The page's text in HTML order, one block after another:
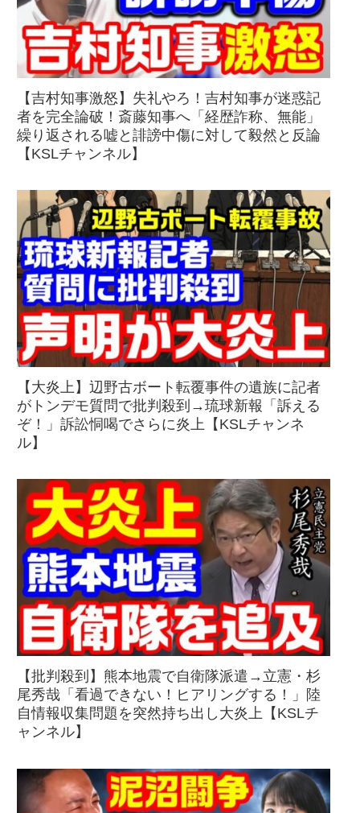
【吉村知事激怒】失礼やろ！吉村知事が迷惑記
者を完全論破！斎藤知事へ「経歴詐称、無能」
繰り返される嘘と誹謗中傷に対して毅然と反論
【KSLチャンネル】
【大炎上】辺野古ボート転覆事件の遺族に記者
がトンデモ質問で批判殺到→琉球新報「訴える
ぞ！」訴訟恫喝でさらに炎上【KSLチャンネ
ル】
【批判殺到】熊本地震で自衛隊派遣→立憲・杉
尾秀哉「看過できない！ヒアリングする！」陸
自情報収集問題を突然持ち出し大炎上【KSLチ
ャンネル】